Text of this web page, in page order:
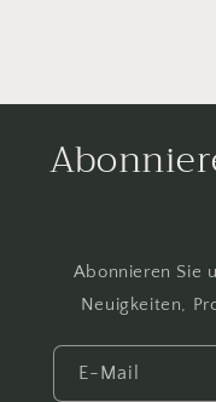
Abonnieren Sie
Neuigkeiten,
E-Mail